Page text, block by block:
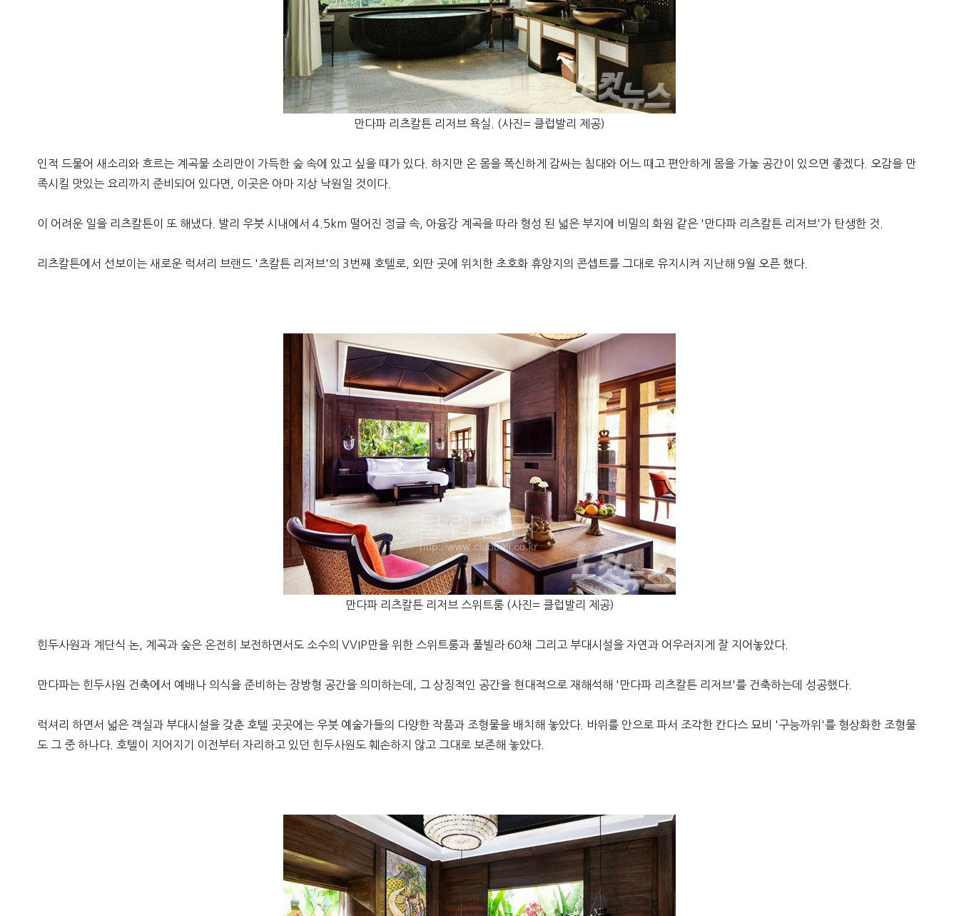
만다파 리츠칼튼 리저브 욕실. (사진= 클럽발리 제공)
인적 드물어 새소리와 흐르는 계곡물 소리만이 가득한 숲 속에 있고 싶을 때가 있다. 하지만 온 몸을 폭신하게 감싸는 침대와 어느 때고 편안하게 몸을 가눌 공간이 있으면 좋겠다. 오감을 만
족시킬 맛있는 요리까지 준비되어 있다면, 이곳은 아마 지상 낙원일 것이다.
이 어려운 일을 리츠칼튼이 또 해냈다. 발리 우붓 시내에서 4.5km 떨어진 정글 속, 아융강 계곡을 따라 형성 된 넓은 부지에 비밀의 화원 같은 '만다파 리츠칼튼 리저브'가 탄생한 것.
리츠칼튼에서 선보이는 새로운 럭셔리 브랜드 '츠칼튼 리저브'의 3번째 호텔로, 외딴 곳에 위치한 초호화 휴양지의 콘셉트를 그대로 유지시켜 지난해 9월 오픈 했다.
만다파 리츠칼튼 리저브 스위트룸 (사진= 클럽발리 제공)
힌두사원과 계단식 논, 계곡과 숲은 온전히 보전하면서도 소수의 VVIP만을 위한 스위트룸과 풀빌라 60채 그리고 부대시설을 자연과 어우러지게 잘 지어놓았다.
만다파는 힌두사원 건축에서 예배나 의식을 준비하는 장방형 공간을 의미하는데, 그 상징적인 공간을 현대적으로 재해석해 '만다파 리츠칼튼 리저브'를 건축하는데 성공했다.
럭셔리 하면서 넓은 객실과 부대시설을 갖춘 호텔 곳곳에는 우붓 예술가들의 다양한 작품과 조형물을 배치해 놓았다. 바위를 안으로 파서 조각한 칸다스 묘비 '구능까위'를 형상화한 조형물
도 그 중 하나다. 호텔이 지어지기 이전부터 자리하고 있던 힌두사원도 훼손하지 않고 그대로 보존해 놓았다.